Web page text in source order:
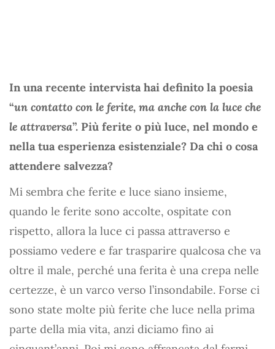
In una recente intervista hai definito la poesia
“un contatto con le ferite, ma anche con la luce che
le attraversa”. Più ferite o più luce, nel mondo e
nella tua esperienza esistenziale? Da chi o cosa
attendere salvezza?
Mi sembra che ferite e luce siano insieme,
quando le ferite sono accolte, ospitate con
rispetto, allora la luce ci passa attraverso e
possiamo vedere e far trasparire qualcosa che va
oltre il male, perché una ferita è una crepa nelle
certezze, è un varco verso l’insondabile. Forse ci
sono state molte più ferite che luce nella prima
parte della mia vita, anzi diciamo fino ai